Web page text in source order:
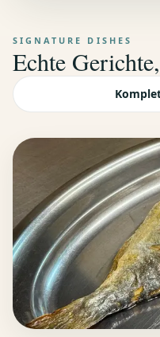
SIGNATURE DISHES
Echte